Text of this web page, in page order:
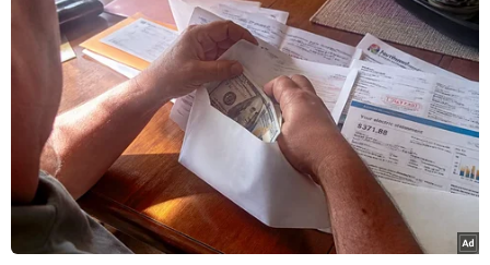
TIN LIÊN QUAN